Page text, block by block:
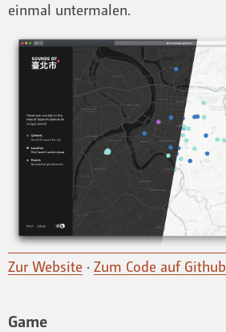
einmal untermalen.
Zur Website · Zum Code auf Github
Game